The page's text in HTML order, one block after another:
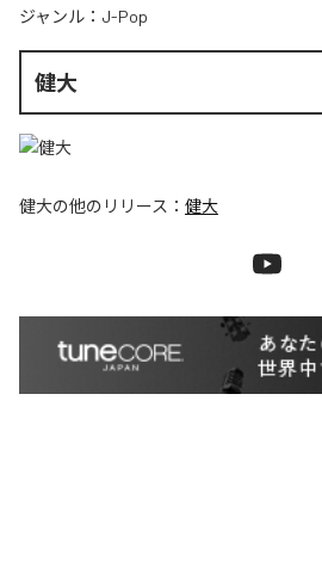
ジャンル： J-Pop
健大
健大の他のリリース： 健大